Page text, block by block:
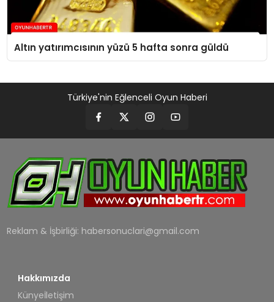
Altın yatırımcısının yüzü 5 hafta sonra güldü
Türkiye'nin Eğlenceli Oyun Haberi
Reklam & İşbirliği: habersonuclari@gmail.com
Hakkımızda
Künyeİletişim